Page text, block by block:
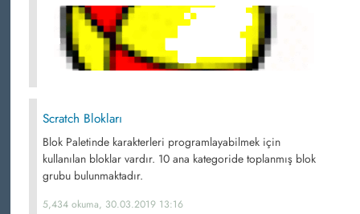
Scratch Blokları
Blok Paletinde karakterleri programlayabilmek için
kullanılan bloklar vardır. 10 ana kategoride toplanmış blok
grubu bulunmaktadır.
5,434 okuma, 30.03.2019 13:16